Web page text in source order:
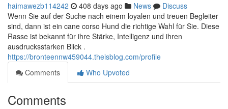
haimawezb114242 408 days ago News
Discuss
Wenn Sie auf der Suche nach einem loyalen und treuen Begleiter
sind, dann ist ein cane corso Hund die richtige Wahl für Sie. Diese
Rasse ist bekannt für ihre Stärke, Intelligenz und ihren
ausdrucksstarken Blick .
https://bronteennw459044.theisblog.com/profile
Comments
Who Upvoted
Comments